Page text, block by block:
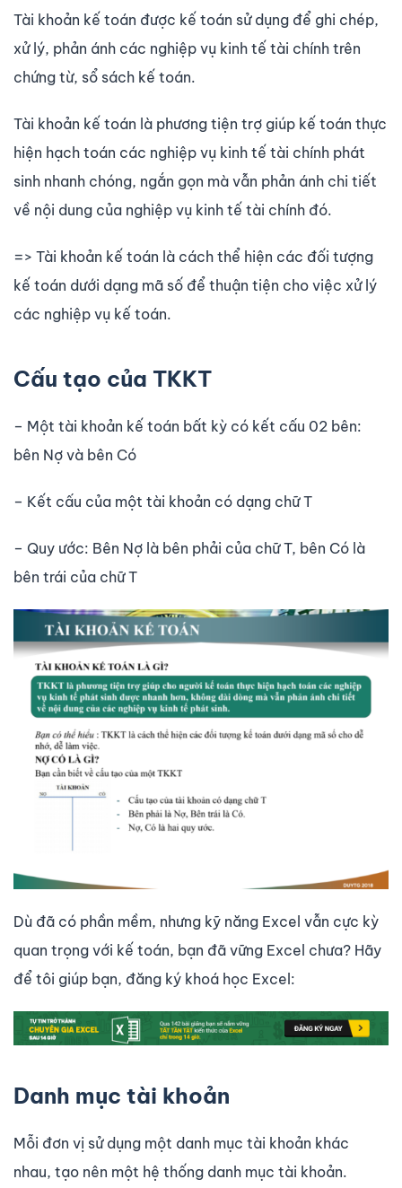
Tài khoản kế toán được kế toán sử dụng để ghi chép,
xử lý, phản ánh các nghiệp vụ kinh tế tài chính trên
chứng từ, sổ sách kế toán.
Tài khoản kế toán là phương tiện trợ giúp kế toán thực
hiện hạch toán các nghiệp vụ kinh tế tài chính phát
sinh nhanh chóng, ngắn gọn mà vẫn phản ánh chi tiết
về nội dung của nghiệp vụ kinh tế tài chính đó.
=> Tài khoản kế toán là cách thể hiện các đối tượng
kế toán dưới dạng mã số để thuận tiện cho việc xử lý
các nghiệp vụ kế toán.
Cấu tạo của TKKT
– Một tài khoản kế toán bất kỳ có kết cấu 02 bên:
bên Nợ và bên Có
– Kết cấu của một tài khoản có dạng chữ T
– Quy ước: Bên Nợ là bên phải của chữ T, bên Có là
bên trái của chữ T
Dù đã có phần mềm, nhưng kỹ năng Excel vẫn cực kỳ
quan trọng với kế toán, bạn đã vững Excel chưa? Hãy
để tôi giúp bạn, đăng ký khoá học Excel:
Danh mục tài khoản
Mỗi đơn vị sử dụng một danh mục tài khoản khác
nhau, tạo nên một hệ thống danh mục tài khoản.